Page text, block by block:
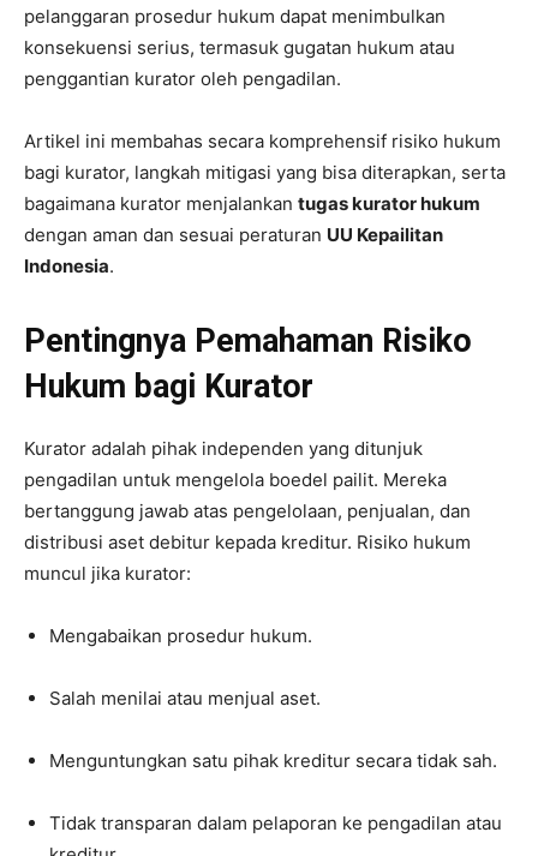
pelanggaran prosedur hukum dapat menimbulkan
konsekuensi serius, termasuk gugatan hukum atau
penggantian kurator oleh pengadilan.
Artikel ini membahas secara komprehensif risiko hukum
bagi kurator, langkah mitigasi yang bisa diterapkan, serta
bagaimana kurator menjalankan tugas kurator hukum
dengan aman dan sesuai peraturan UU Kepailitan
Indonesia.
Pentingnya Pemahaman Risiko
Hukum bagi Kurator
Kurator adalah pihak independen yang ditunjuk
pengadilan untuk mengelola boedel pailit. Mereka
bertanggung jawab atas pengelolaan, penjualan, dan
distribusi aset debitur kepada kreditur. Risiko hukum
muncul jika kurator:
Mengabaikan prosedur hukum.
Salah menilai atau menjual aset.
Menguntungkan satu pihak kreditur secara tidak sah.
Tidak transparan dalam pelaporan ke pengadilan atau